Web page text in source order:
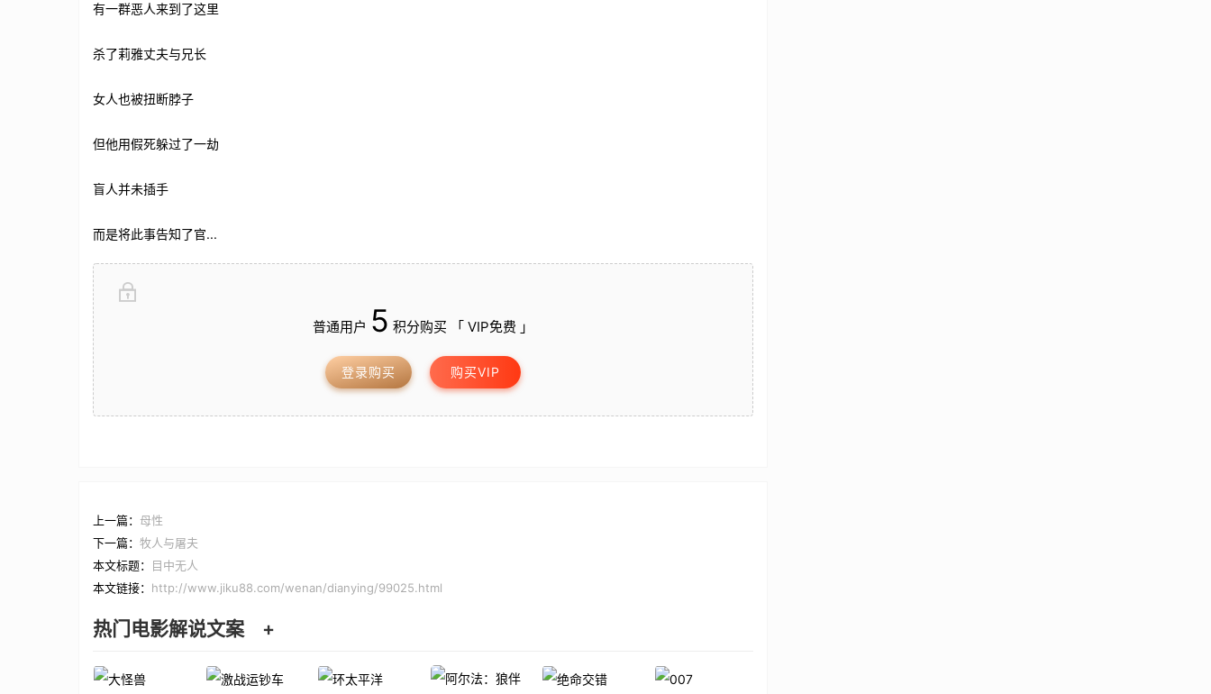
有一群恶人来到了这里
杀了莉雅丈夫与兄长
女人也被扭断脖子
但他用假死躲过了一劫
盲人并未插手
而是将此事告知了官...
普通用户 5 积分购买 「 VIP免费 」
登录购买 购买VIP
上一篇： 母性
下一篇： 牧人与屠夫
本文标题：
目中无人
本文链接： http://www.jiku88.com/wenan/dianying/99025.html
热门电影解说文案 +